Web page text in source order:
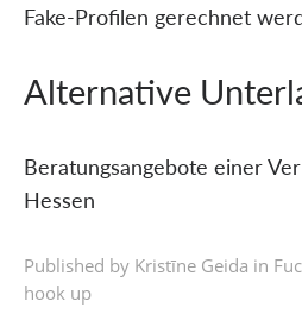
Fake-Profilen gerechnet
Alternative
Beratungsangebote einer
Hessen
Published by Kristīne Geida in
hook up